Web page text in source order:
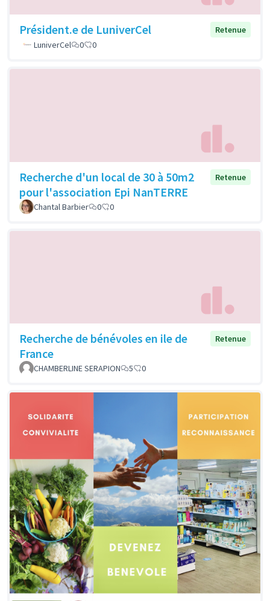
Président.e de LuniverCel
Retenue
LuniverCel
0 0
Recherche d'un local de 30 à 50m2
pour l'association Epi NanTERRE
Retenue
Chantal Barbier 0 0
Recherche de bénévoles en ile de
France
Retenue
CHAMBERLINE SERAPION 5 0